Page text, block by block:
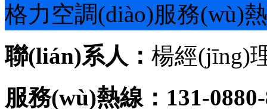
格力空調(diào)服務(wù)
聯(lián)系人： 楊經(jīng)
服務(wù)熱線：131-